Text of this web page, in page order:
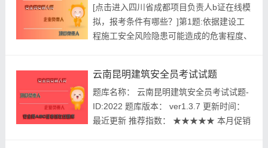
吊笼与平台之间，上升的提升机把唐某掀
翻，从二层井架平台坠落到井架立杆上，抢
救多日后，因颅内出血过...
[点击进入四川省成都项目负责人b证在线模
拟，报考条件有哪些？]第1题:依据建设工
程施工安全风险隐患可能造成的危害程度、
C.黄色D.橙色参考答案:查看最佳答案第2
题:当生产和其他工作与安全发生矛盾时，
要以安全为主，生产和其他工作要服从安
全，这就是安全...
云南昆明建筑安全员考试试题
题库名称： 云南昆明建筑安全员考试试题-
ID:2022 题库版本： ver1.3.7 更新时间：
最近更新 推荐指数： ★★★★★ 本月促销